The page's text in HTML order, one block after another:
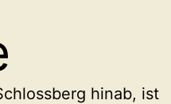
hinab, ist